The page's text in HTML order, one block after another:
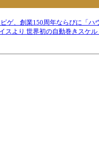
ゲ、創業150周年ならびに「ハ
スより 世界初の自動巻きスケ